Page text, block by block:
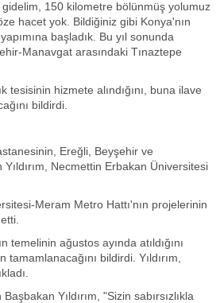
gidelim, 150 kilometre bölünmüş yolumuz
hacet yok. Bildiğiniz gibi Konya'nın
başladık. Bu yıl sonunda
Manavgat arasındaki Tınaztepe
tesisinin hizmete alındığını, buna ilave
bildirdi.
Ereğli, Beyşehir ve
Necmettin Erbakan Üniversitesi
Meram Metro Hattı'nın projelerinin
ağustos ayında atıldığını
tamamlanacağını bildirdi. Yıldırım,
Yıldırım, "Sizin sabırsızlıkla